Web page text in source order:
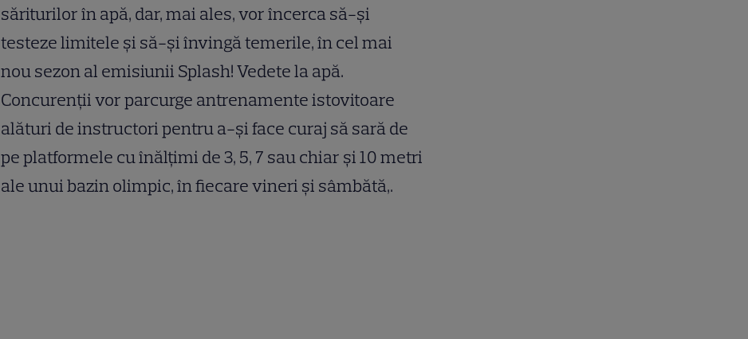
săriturilor în apă, dar, mai ales, vor încerca să-și
testeze limitele și să-și învingă temerile, în cel mai
nou sezon al emisiunii Splash! Vedete la apă.
Concurenții vor parcurge antrenamente istovitoare
alături de instructori pentru a-și face curaj să sară de
pe platformele cu înălțimi de 3, 5, 7 sau chiar și 10 metri
ale unui bazin olimpic, în fiecare vineri și sâmbătă,.